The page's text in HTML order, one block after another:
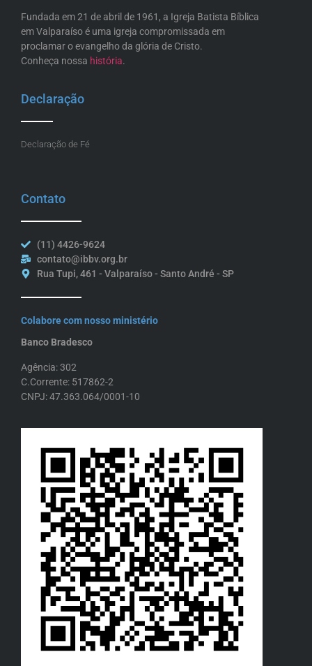
Fundada em 21 de abril de 1961, a Igreja Batista Bíblica
em Valparaíso é uma igreja compromissada em
proclamar o evangelho da glória de Cristo.
Conheça nossa história.
Declaração
Declaração de Fé
Contato
(11) 4426-9624
contato@ibbv.org.br
Rua Tupi, 461 - Valparaíso - Santo André - SP
Colabore com nosso ministério
Banco Bradesco
Agência: 302
C.Corrente: 517862-2
CNPJ: 47.363.064/0001-10